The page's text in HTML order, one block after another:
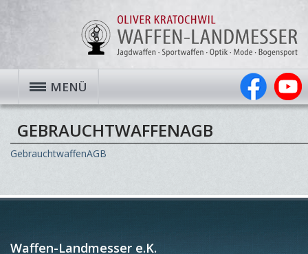
MENÜ
GEBRAUCHTWAFFENAGB
GebrauchtwaffenAGB
Waffen-Landmesser e.K.